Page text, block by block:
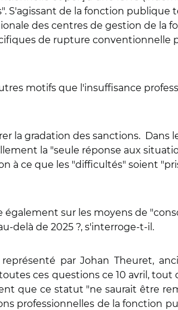
S'agissant de la fonction publique
des centres de gestion de la
de rupture conventionnelle
motifs que l'insuffisance
la gradation des sanctions. Dans
la "seule réponse aux
à ce que les "difficultés" soient
sur les moyens de
delà de 2025 ?, s'interroge-t-il.
par Johan Theuret,
ces questions ce 10 avril,
que ce statut "ne saurait être
professionnelles de la fonction